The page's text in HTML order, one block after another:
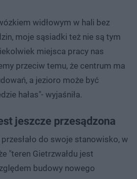
widłowym w hali bez
moje sąsiadki też nie są tym
miejsca pracy nas
przeciw temu, że centrum ma
a jezioro może być
hałas"- wyjaśniła.
jeszcze przesądzona
przesłało do swoje stanowisko, w
"teren Gietrzwałdu jest
budowy nowego